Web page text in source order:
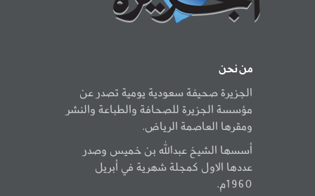
من نحن
الجزيرة صحيفة سعودية يومية تصدر عن
مؤسسة الجزيرة للصحافة والطباعة والنشر
ومقرها العاصمة الرياض.
أسسها الشيخ عبدالله بن خميس وصدر
عددها الاول كمجلة شهرية في أبريل
1960م.